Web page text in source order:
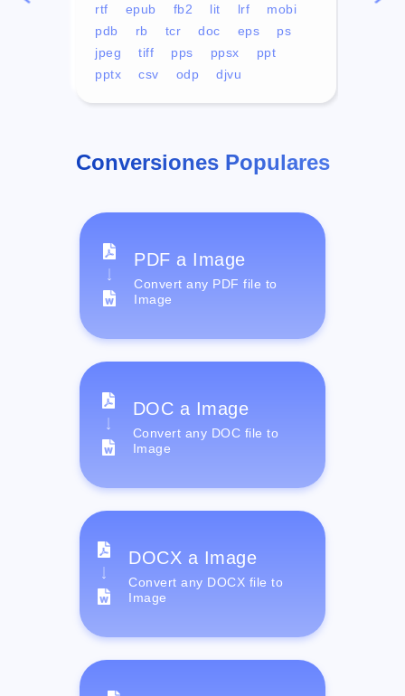
rtf
epub fb2 lit lrf
mobi
pdb
rb tcr doc eps
ps
jpeg
tiff pps ppsx
ppt
pptx
csv odp djvu
Conversiones Populares
PDF a Image
Convert any PDF file to
Image
DOC a Image
Convert any DOC file to
Image
DOCX a Image
Convert any DOCX file to
Image